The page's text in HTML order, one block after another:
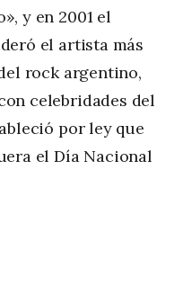
y en 2001 el
el artista más
rock argentino,
celebridades del
por ley que
el Día Nacional